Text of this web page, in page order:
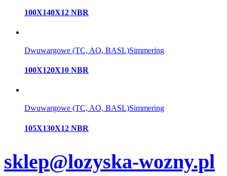
100X140X12 NBR
Dwuwargowe (TC, AO, BASL)Simmering
100X120X10 NBR
Dwuwargowe (TC, AO, BASL)Simmering
105X130X12 NBR
sklep@lozyska-wozny.pl